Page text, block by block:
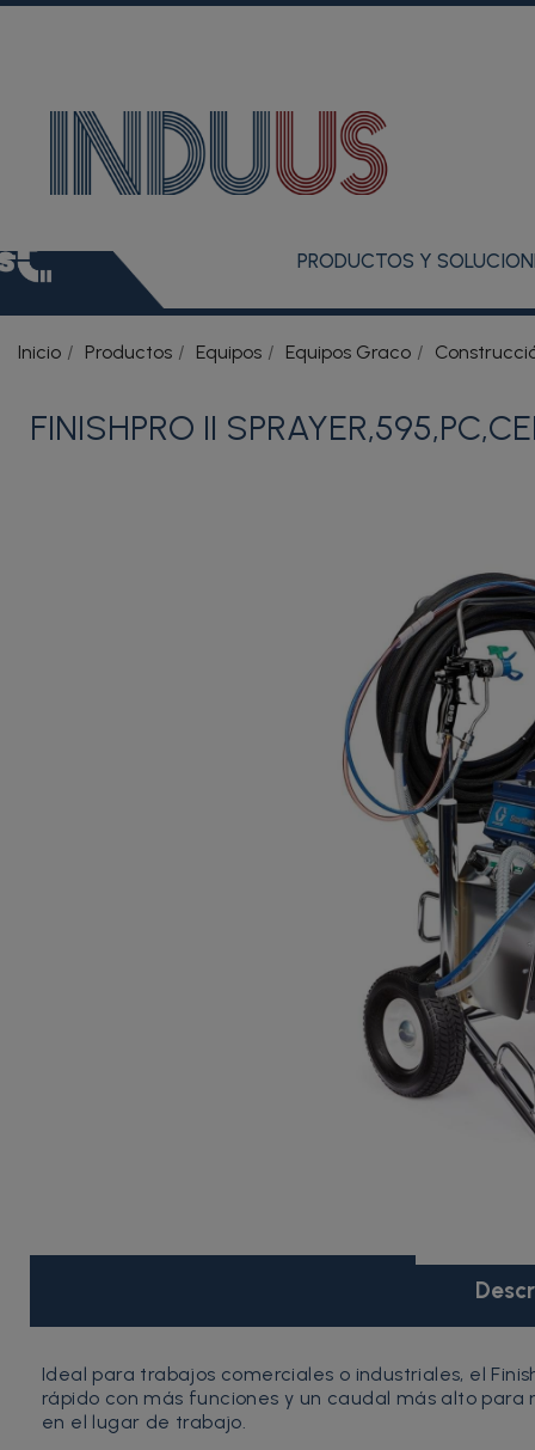
PRODUCTOS Y
Inicio Productos Equipos Equipos Graco
FINISHPRO II
Ideal para trabajos comerciales o industriales, el
rápido con más funciones y un caudal más alto
en el lugar de trabajo.